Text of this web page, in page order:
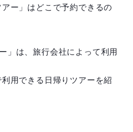
ー」はどこで予約できるの
」は、旅行会社によって利用
用できる日帰りツアーを紹